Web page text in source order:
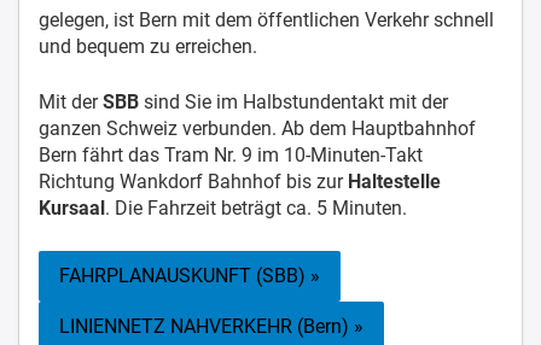
gelegen, ist Bern mit dem öffentlichen Verkehr schnell
und bequem zu erreichen.
Mit derSBB sind Sie im Halbstundentakt mit der
ganzen Schweiz verbunden. Ab dem Hauptbahnhof
Bern fährt das Tram Nr. 9 im 10-Minuten-Takt
Richtung Wankdorf Bahnhof bis zur Haltestelle
Kursaal. Die Fahrzeit beträgt ca. 5 Minuten.
FAHRPLANAUSKUNFT (SBB) »
LINIENNETZ NAHVERKEHR (Bern) »